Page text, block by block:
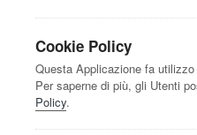
Cookie Policy
Questa Applicazione fa
Per saperne di più, gli Utenti
Policy.